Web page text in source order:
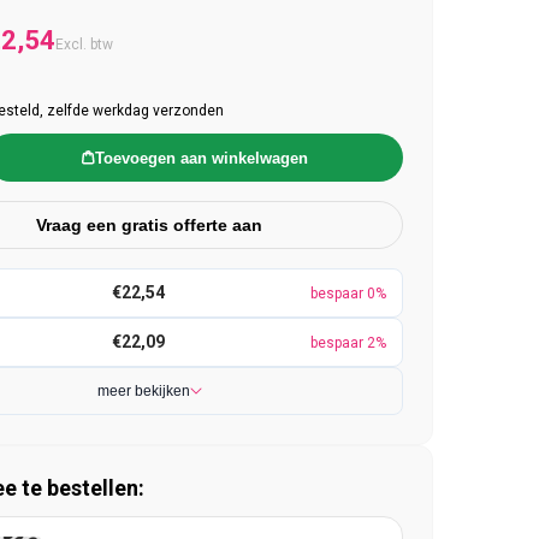
prijs
Excl. btw
zelfde werkdag verzonden
Toevoegen aan winkelwagen
Vraag een gratis offerte aan
€22,54 bespaar 0%
€22,09 bespaar 2%
meer bekijken
te bestellen: